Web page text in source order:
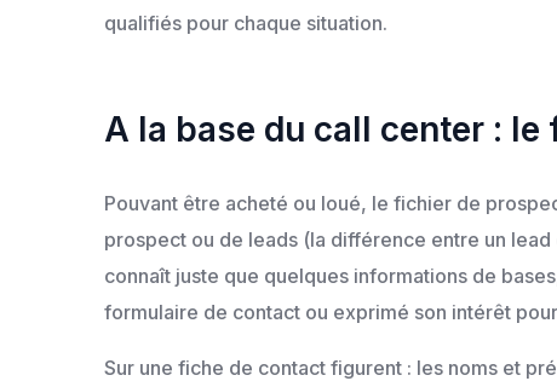
qualifiés pour chaque situation.
A la base du call center :
Pouvant être acheté ou loué, le fichier de
prospect ou de leads (la différence entre un
connaît juste que quelques informations de
formulaire de contact ou exprimé son intérêt
Sur une fiche de contact figurent : les noms et